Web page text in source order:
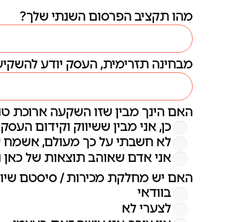
מהו תקציב הפרסום השנתי שלך?
מבחינה תזרימית, העסק יודע להשקיע לפחות 6,000 ש"ח בחודש ולמשך
האם הינך מבין שזו השקעה ארוכת
כן, אני מבין ששיווק וקידום
לא חשבתי על כך מעולם, אשמח
אני אדם שאוהב תוצאות של כאן
האם יש מחלקת מכירות / סיסטם
בוודאי
לצערי לא